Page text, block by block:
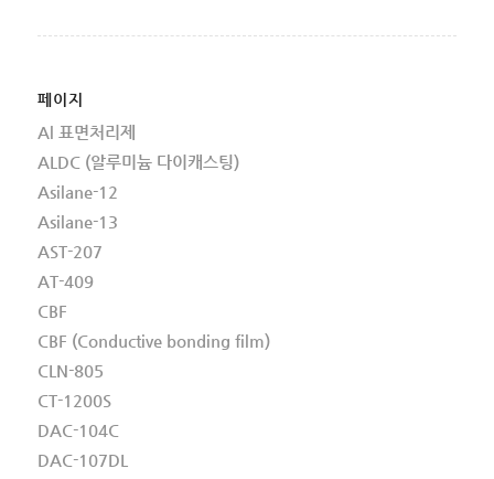
페이지
Al 표면처리제
ALDC (알루미늄 다이캐스팅)
Asilane-12
Asilane-13
AST-207
AT-409
CBF
CBF (Conductive bonding film)
CLN-805
CT-1200S
DAC-104C
DAC-107DL